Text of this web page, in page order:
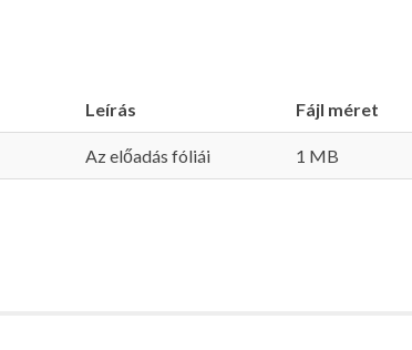
Leírás Fájl méret
Az előadás fóliái 1 MB